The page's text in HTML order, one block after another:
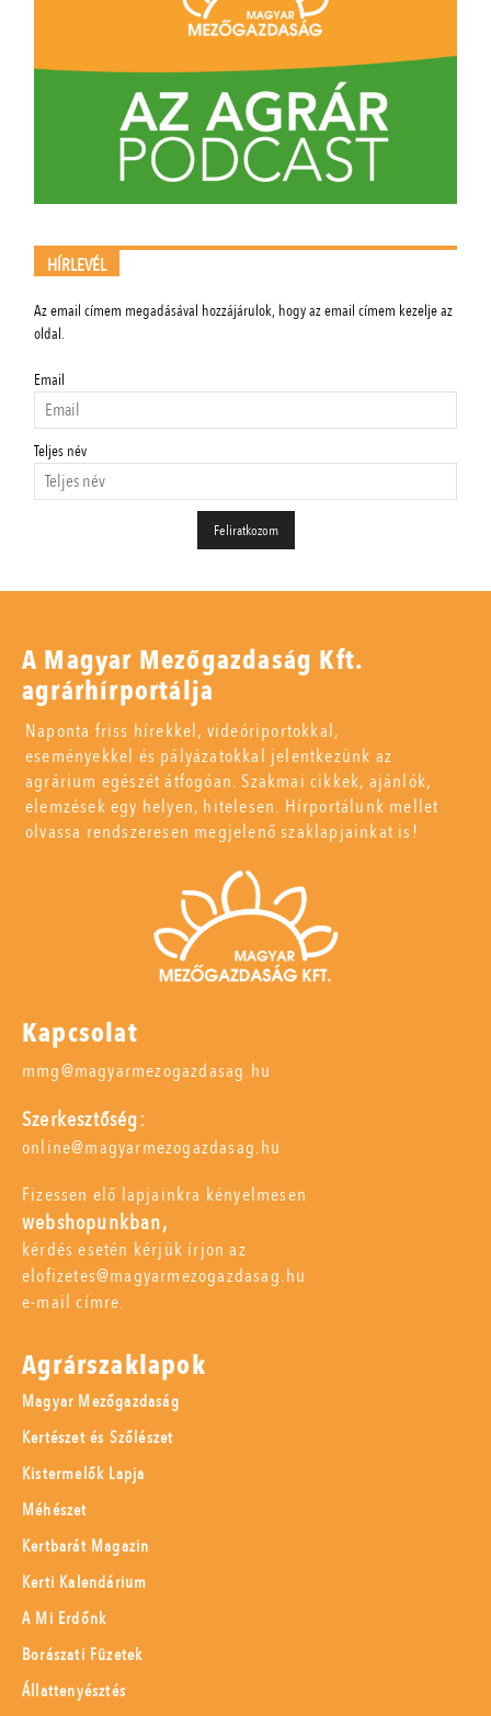
HÍRLEVÉL
Az email címem megadásával hozzájárulok, hogy az email címem kezelje az
oldal.
Email
Teljes név
A Magyar Mezőgazdaság Kft.
agrárhírportálja
Naponta friss hírekkel, videóriportokkal,
eseményekkel és pályázatokkal jelentkezünk az
agrárium egészét átfogóan. Szakmai cikkek, ajánlók,
elemzések egy helyen, hitelesen. Hírportálunk mellet
olvassa rendszeresen megjelenő szaklapjainkat is!
Kapcsolat
mmg@magyarmezogazdasag.hu
Szerkesztőség:
online@magyarmezogazdasag.hu
Fizessen elő lapjainkra kényelmesen
webshopunkban,
kérdés esetén kérjük írjon az
elofizetes@magyarmezogazdasag.hu
e-mail címre.
Agrárszaklapok
Magyar Mezőgazdaság
Kertészet és Szőlészet
Kistermelők Lapja
Méhészet
Kertbarát Magazin
Kerti Kalendárium
A Mi Erdőnk
Borászati Füzetek
Állattenyésztés